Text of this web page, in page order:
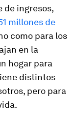
de ingresos,
millones de
como para los
en la
hogar para
distintos
pero para